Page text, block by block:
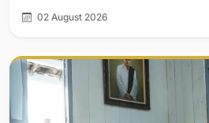
02 August 2026